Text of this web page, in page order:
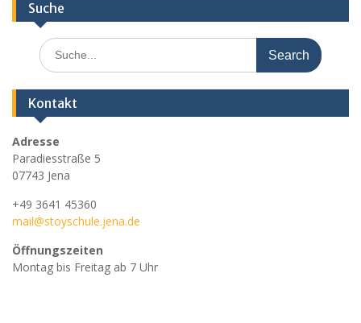
Suche
Search
for:
Kontakt
Adresse
Paradiesstraße 5
07743 Jena
+49 3641 45360
mail@stoyschule.jena.de
Öffnungszeiten
Montag bis Freitag ab 7 Uhr